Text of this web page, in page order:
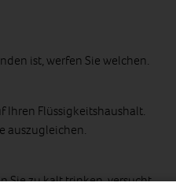
ist, werfen Sie welchen.
Ihren Flüssigkeitshaushalt.
auszugleichen.
Sie zu kalt trinken, versucht